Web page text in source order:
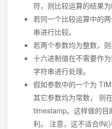
符，则比较运算的结果为
若同一个比较运算中的
串进行比较。
若两个参数均为整数，则
十六进制值在不需要作
字符串进行处理。
假如参数中的一个为
其它参数均为常数， 则
timestamp。这样做的目
利。 注意，这不适合